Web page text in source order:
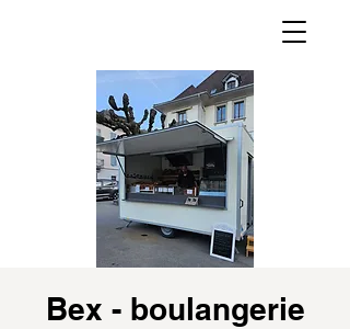
Bex - boulangerie